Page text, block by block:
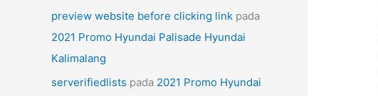
preview website before clicking link pada
2021 Promo Hyundai Palisade Hyundai
Kalimalang
serverifiedlists pada 2021 Promo Hyundai